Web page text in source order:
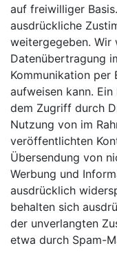
auf freiwilliger
ausdrückliche
weitergegeben. Wir
Datenübertragung
Kommunikation per
aufweisen kann.
dem Zugriff durch
Nutzung von im
veröffentlichten
Übersendung von
Werbung und
ausdrücklich
behalten sich
der unverlangten
etwa durch Spam-